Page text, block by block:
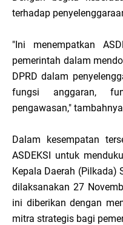
terhadap
"Ini menempatkan
pemerintah dalam
DPRD dalam
fungsi anggaran,
pengawasan,"
Dalam kesempatan
ASDEKSI untuk
Kepala Daerah (Pilkada)
dilaksanakan 27
ini diberikan dengan
mitra strategis bagi